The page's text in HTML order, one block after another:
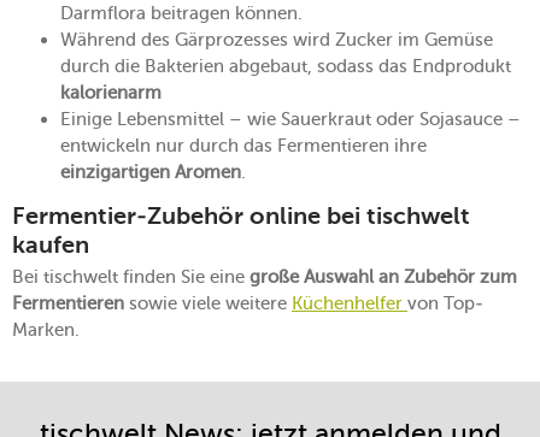
Darmflora beitragen können.
Während des Gärprozesses wird Zucker im Gemüse
durch die Bakterien abgebaut, sodass das Endprodukt
kalorienarm
Einige Lebensmittel – wie Sauerkraut oder Sojasauce –
entwickeln nur durch das Fermentieren ihre
einzigartigen Aromen.
Fermentier-Zubehör online bei tischwelt
kaufen
Bei tischwelt finden Sie eine große Auswahl an Zubehör zum
Fermentieren sowie viele weitere Küchenhelfer von Top-
Marken.